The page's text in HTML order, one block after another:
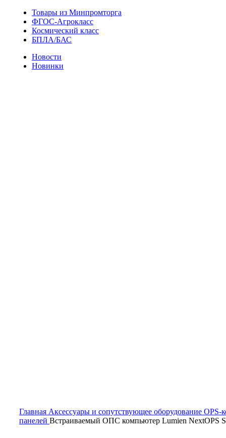
Товары из Минпромторга
ФГОС-Агрокласс
Космический класс
БПЛА/БАС
Новости
Новинки
Главная Аксессуары и сопутствующее оборудование OPS-
панелей Встраиваемый ОПС компьютер Lumien NextOPS